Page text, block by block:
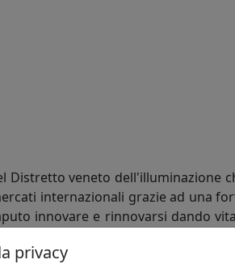
Distretto veneto dell'illuminazione
internazionali grazie ad una
innovare e rinnovarsi dando
nelle diverse
privacy